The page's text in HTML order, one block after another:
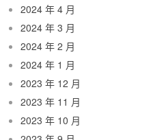
2024 年 4 月
2024 年 3 月
2024 年 2 月
2024 年 1 月
2023 年 12 月
2023 年 11 月
2023 年 10 月